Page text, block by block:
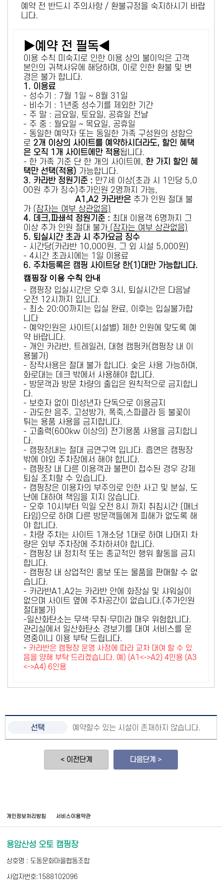
예약 전 반드시 주의사항 / 환불규정을 숙지하시기 바랍
니다.
▶예약 전 필독◀
이용 수칙 미숙지로 인한 이용 상의 불이익은 고객
본인의 귀책사유에 해당하며, 이로 인한 환불 및 변
경은 불가 합니다.
1. 이용료
- 성수기 : 7월 1일 ~ 8월 31일
- 비수기 : 1년중 성수기를 제외한 기간
- 주 말 : 금요일, 토요일, 공휴일 전날
- 주 중 : 월요일 ~ 목요일, 공휴일
- 동일한 예약자 또는 동일한 가족 구성원의 성함으
로 2개 이상의 사이트를 예약하시더라도, 할인 혜택
은 오직 1개 사이트에만 적용됩니다.
- 한 가족 기준 단 한 개의 사이트에, 한 가지 할인 혜
택만 선택(적용) 가능합니다.
3. 카라반 정원기준 : 만7세 이상(초과 시 1인당 5,0
00원 추가 징수)추가인원 2명까지 가능,
A1,A2 카라반은 추가 인원 절대 불
가 (잠자는 여부 상관없음)
4. 데크,파쇄석 정원기준 : ​최대 이용객 6명까지 그
이상 추가 인원 절대 불가 (잠자는 여부 상관없음)
5. 퇴실시간 초과 시 추가요금 징수
- 시간당(카라반 10,000원, 그 외 시설 5,000원)
- 4시간 초과시에는 1일 이용료
6. 주차등록은 캠핑 사이트당 한(1)대만 가능합니다.
캠핑장 이용 수칙 안내
- 캠핑장 입실시간은 오후 3시, 퇴실시간은 다음날
오전 12시까지 입니다.
- 최소 20:00까지는 입실 완료, 이후는 입실불가합
니다
- 예약인원은 사이트(시설별) 제한 인원에 맞도록 예
약 바랍니다.
- 개인 카라반, 트레일러, 대형 캠핑카(캠핑장 내 이
용불가)
- 장작사용은 절대 불가 합니다. 숯은 사용 가능하며,
화로대는 데크 밖에서 사용해야 합니다.
- 방문객과 방문 차량의 출입은 원칙적으로 금지합니
다.
- 보호자 없이 미성년자 단독으로 이용금지
- 과도한 음주, 고성방가, 폭죽,스파클라 등 불꽃이
튀는 용품 사용을 금지합니다.
- 고출력(600kw 이상의) 전기용품 사용을 금지합니
다.
- 캠핑장내는 절대 금연구역 입니다. 흡연은 캠핑장
밖에 야외 주차장에서 해야 합니다.
- 캠핑장 내 다른 이용객과 불편이 접수된 경우 강제
퇴실 조치할 수 있습니다.
- 캠핑장은 이용자의 부주의로 인한 사고 및 분실, 도
난에 대하여 책임을 지지 않습니다.
- 오후 10시부터 익일 오전 8시 까지 취침시간 (매너
타임)으로 하며 다른 방문객들에게 피해가 없도록 해
야 합니다.
- 차량 주차는 사이트 1개소당 1대로 하며 나머지 차
량은 외부 주차장에 주차하셔야 합니다.
- 캠핑장 내 정치적 또는 종교적인 행위 활동을 금지
합니다.
- 캠핑장 내 상업적인 홍보 또는 물품을 판매할 수 없
습니다.
- 카라반A1,A2는 카라반 안에 화장실 및 샤워실이
없으며 사이트 옆에 주차공간이 없습니다.(추가인원
절대불가)
-일산화탄소는 무색·무취·무미라 매우 위험합니다.
관리실에서 일산화탄소 경보기를 대여 서비스를 운
영중이니 이용 부탁 드립니다.
- 카라반은 캠핑장 운영 사정에 따라 교차 대여 할 수 있
음을 양해 부탁 드리겠습니다. 예) (A1<->A2) 4인용 (A3
<->A4) 6인용
예약할수 있는 시설이 존재하지 않습니다.
< 이전단계 다음단계 >
개인정보처리방침 서비스이용약관
용암산성 오토 캠핑장
상호명 : 도동문화마을협동조합
사업자번호:1588102096